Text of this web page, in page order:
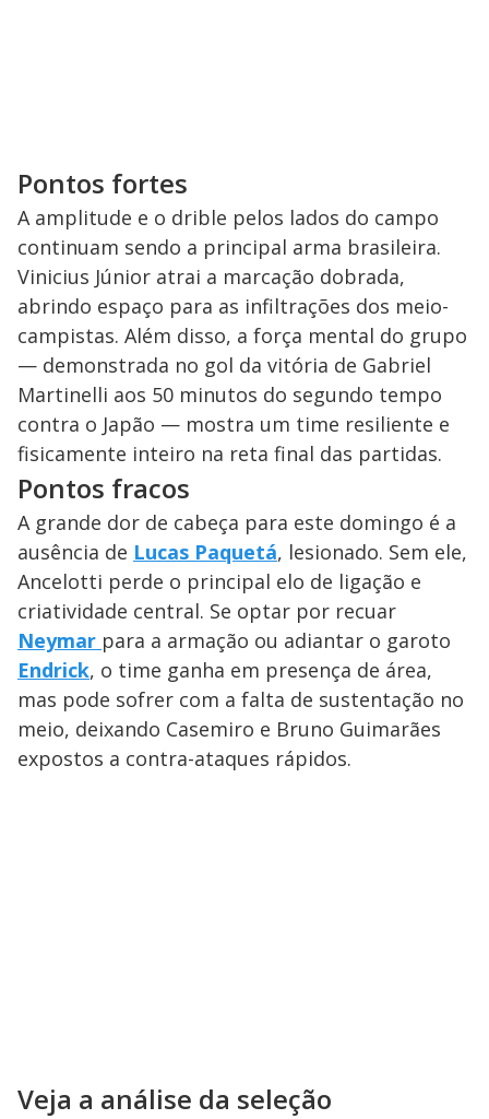
Pontos fortes
A amplitude e o drible pelos lados do campo
continuam sendo a principal arma brasileira.
Vinicius Júnior atrai a marcação dobrada,
abrindo espaço para as infiltrações dos meio-
campistas. Além disso, a força mental do grupo
— demonstrada no gol da vitória de Gabriel
Martinelli aos 50 minutos do segundo tempo
contra o Japão — mostra um time resiliente e
fisicamente inteiro na reta final das partidas.
Pontos fracos
A grande dor de cabeça para este domingo é a
ausência de Lucas Paquetá, lesionado. Sem ele,
Ancelotti perde o principal elo de ligação e
criatividade central. Se optar por recuar
Neymar para a armação ou adiantar o garoto
Endrick, o time ganha em presença de área,
mas pode sofrer com a falta de sustentação no
meio, deixando Casemiro e Bruno Guimarães
expostos a contra-ataques rápidos.
Veja a análise da seleção